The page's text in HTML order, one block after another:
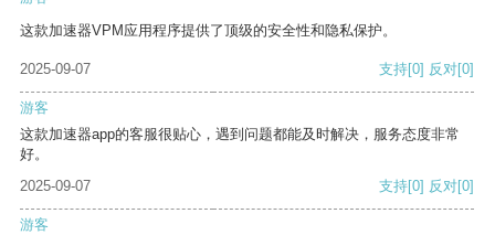
这款加速器VPM应用程序提供了顶级的安全性和隐私保护。
2025-09-07 支持[0] 反对[0]
游客
这款加速器app的客服很贴心，遇到问题都能及时解决，服务态度非常
好。
2025-09-07
支持[0] 反对[0]
游客